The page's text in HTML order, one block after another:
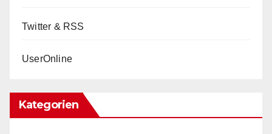
Twitter & RSS
UserOnline
Kategorien